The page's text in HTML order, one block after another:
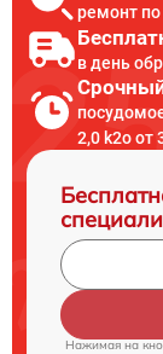
ремонт
в день
2,0 k2o от
Нажимая на